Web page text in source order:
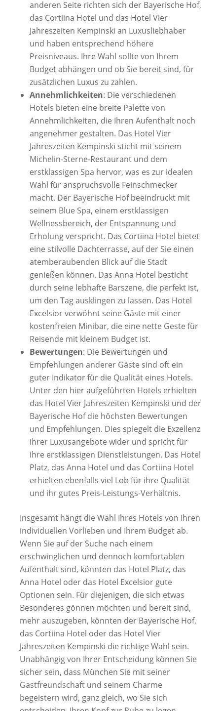
anderen Seite richten sich der Bayerische Hof,
das Cortiina Hotel und das Hotel Vier
Jahreszeiten Kempinski an Luxusliebhaber
und haben entsprechend höhere
Preisniveaus. Ihre Wahl sollte von Ihrem
Budget abhängen und ob Sie bereit sind, für
zusätzlichen Luxus zu zahlen.
Annehmlichkeiten: Die verschiedenen
Hotels bieten eine breite Palette von
Annehmlichkeiten, die Ihren Aufenthalt noch
angenehmer gestalten. Das Hotel Vier
Jahreszeiten Kempinski sticht mit seinem
Michelin-Sterne-Restaurant und dem
erstklassigen Spa hervor, was es zur idealen
Wahl für anspruchsvolle Feinschmecker
macht. Der Bayerische Hof beeindruckt mit
seinem Blue Spa, einem erstklassigen
Wellnessbereich, der Entspannung und
Erholung verspricht. Das Cortiina Hotel bietet
eine stilvolle Dachterrasse, auf der Sie einen
atemberaubenden Blick auf die Stadt
genießen können. Das Anna Hotel besticht
durch seine lebhafte Barszene, die perfekt ist,
um den Tag ausklingen zu lassen. Das Hotel
Excelsior verwöhnt seine Gäste mit einer
kostenfreien Minibar, die eine nette Geste für
Reisende mit kleinem Budget ist.
Bewertungen: Die Bewertungen und
Empfehlungen anderer Gäste sind oft ein
guter Indikator für die Qualität eines Hotels.
Unter den hier aufgeführten Hotels erhielten
das Hotel Vier Jahreszeiten Kempinski und der
Bayerische Hof die höchsten Bewertungen
und Empfehlungen. Dies spiegelt die Exzellenz
ihrer Luxusangebote wider und spricht für
ihre erstklassigen Dienstleistungen. Das Hotel
Platz, das Anna Hotel und das Cortiina Hotel
erhielten ebenfalls viel Lob für ihre Qualität
und ihr gutes Preis-Leistungs-Verhältnis.
Insgesamt hängt die Wahl Ihres Hotels von Ihren
individuellen Vorlieben und Ihrem Budget ab.
Wenn Sie auf der Suche nach einem
erschwinglichen und dennoch komfortablen
Aufenthalt sind, könnten das Hotel Platz, das
Anna Hotel oder das Hotel Excelsior gute
Optionen sein. Für diejenigen, die sich etwas
Besonderes gönnen möchten und bereit sind,
mehr auszugeben, könnten der Bayerische Hof,
das Cortiina Hotel oder das Hotel Vier
Jahreszeiten Kempinski die richtige Wahl sein.
Unabhängig von Ihrer Entscheidung können Sie
sicher sein, dass München Sie mit seiner
Gastfreundschaft und seinem Charme
begeistern wird, ganz gleich, wo Sie sich